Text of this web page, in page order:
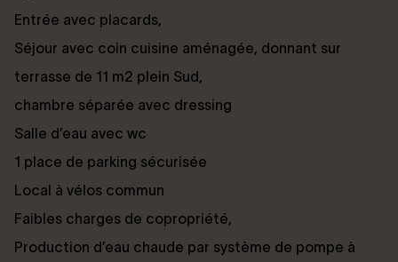
Entrée avec placards,
Séjour avec coin cuisine aménagée, donnant sur
terrasse de 11 m2 plein Sud,
chambre séparée avec dressing
Salle d’eau avec wc
1 place de parking sécurisée
Local à vélos commun
Faibles charges de copropriété,
Production d’eau chaude par système de pompe à